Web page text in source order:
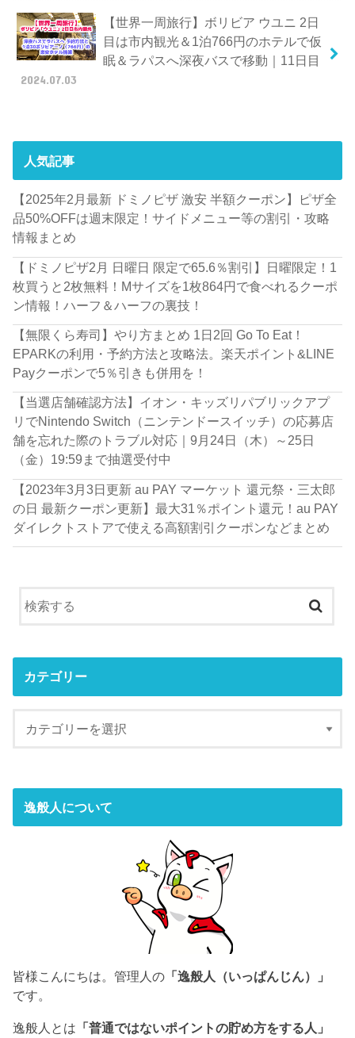
【世界一周旅行】ボリビア ウユニ 2日
目は市内観光＆1泊766円のホテルで仮
眠＆ラパスへ深夜バスで移動｜11日目
2024.07.03
人気記事
【2025年2月最新 ドミノピザ 激安 半額クーポン】ピザ全
品50%OFFは週末限定！サイドメニュー等の割引・攻略
情報まとめ
【ドミノピザ2月 日曜日 限定で65.6％割引】日曜限定！1
枚買うと2枚無料！Mサイズを1枚864円で食べれるクーポ
ン情報！ハーフ＆ハーフの裏技！
【無限くら寿司】やり方まとめ 1日2回 Go To Eat！
EPARKの利用・予約方法と攻略法。楽天ポイント&LINE
Payクーポンで5％引きも併用を！
【当選店舗確認方法】イオン・キッズリパブリックアプ
リでNintendo Switch（ニンテンドースイッチ）の応募店
舗を忘れた際のトラブル対応｜9月24日（木）～25日
（金）19:59まで抽選受付中
【2023年3月3日更新 au PAY マーケット 還元祭・三太郎
の日 最新クーポン更新】最大31％ポイント還元！au PAY
ダイレクトストアで使える高額割引クーポンなどまとめ
カテゴリー
逸般人について
皆様こんにちは。管理人の 「逸般人（いっぱんじん）」
です。
逸般人とは 「普通ではないポイントの貯め方をする人」